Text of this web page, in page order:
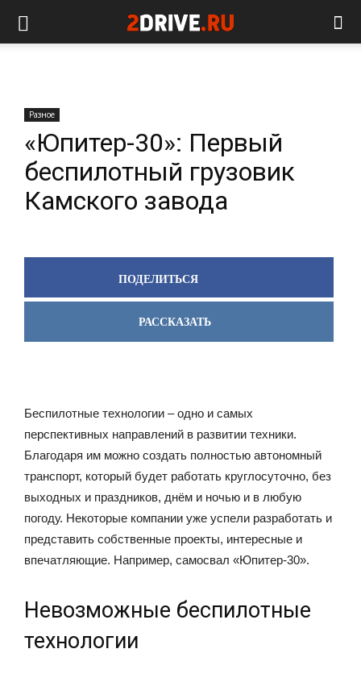
Разное
«Юпитер-30»: Первый
беспилотный грузовик
Камского завода
ПОДЕЛИТЬСЯ
РАССКАЗАТЬ
Беспилотные технологии – одно и самых
перспективных направлений в развитии техники.
Благодаря им можно создать полностью автономный
транспорт, который будет работать круглосуточно, без
выходных и праздников, днём и ночью и в любую
погоду. Некоторые компании уже успели разработать и
представить собственные проекты, интересные и
впечатляющие. Например, самосвал «Юпитер-30».
Невозможные беспилотные
технологии